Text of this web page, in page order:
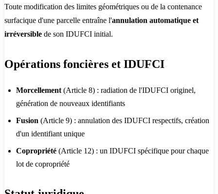
Toute modification des limites géométriques ou de la contenance
surfacique d'une parcelle entraîne l'annulation automatique et
irréversible de son IDUFCI initial.
Opérations foncières et IDUFCI
Morcellement (Article 8) : radiation de l'IDUFCI originel,
génération de nouveaux identifiants
Fusion (Article 9) : annulation des IDUFCI respectifs, création
d'un identifiant unique
Copropriété (Article 12) : un IDUFCI spécifique pour chaque
lot de copropriété